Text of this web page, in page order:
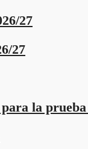
27
27
la prueba